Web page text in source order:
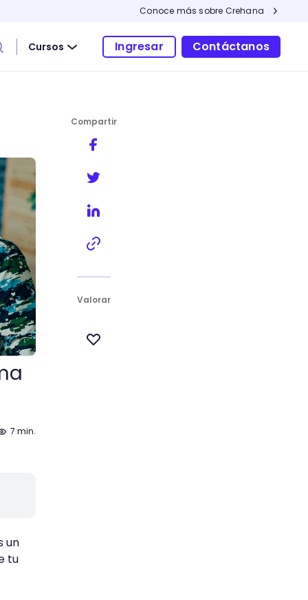
Conoce más sobre Crehana
Cursos Ingresar Contáctanos
7 min.
un
tu
Compartir
Valorar